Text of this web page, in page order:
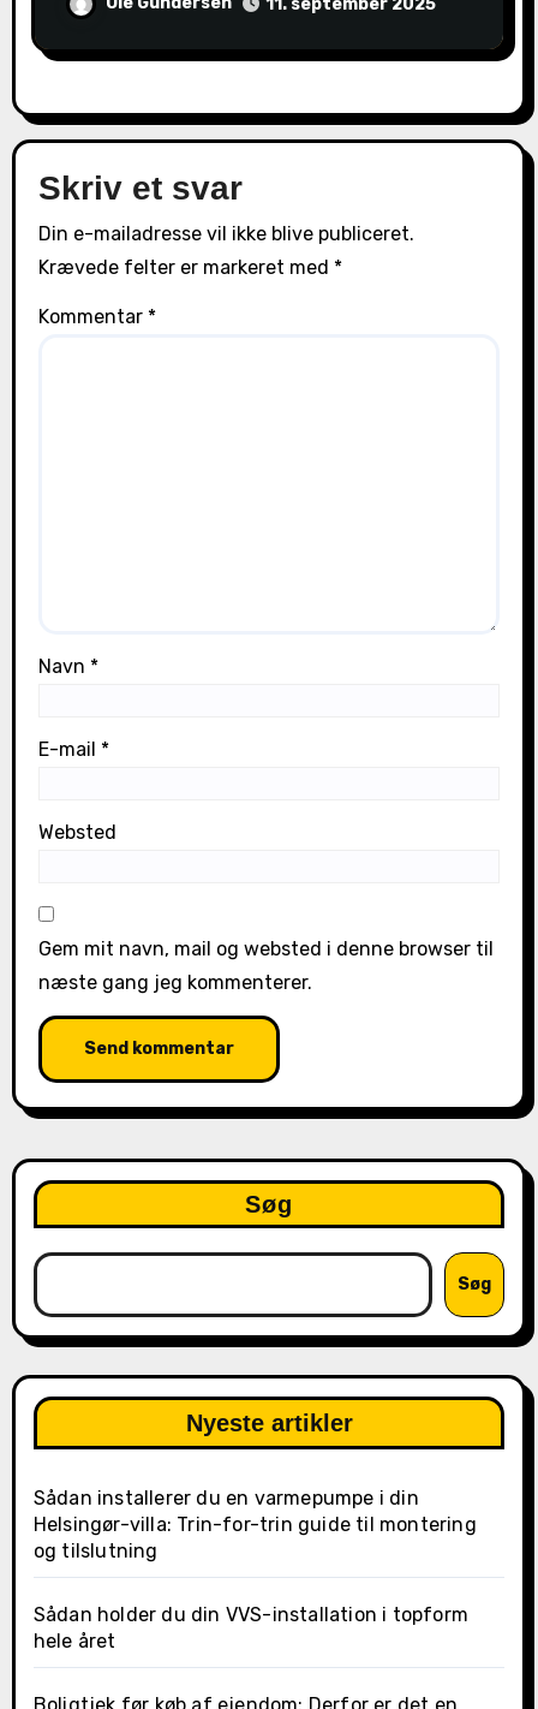
11. september 2025
Skriv et svar
Din e-mailadresse vil ikke blive publiceret.
Krævede felter er markeret med *
Kommentar *
Navn *
E-mail *
Websted
Gem mit navn, mail og websted i denne browser til
næste gang jeg kommenterer.
Søg
Søg
Nyeste artikler
Sådan installerer du en varmepumpe i din
Helsingør-villa: Trin-for-trin guide til montering
og tilslutning
Sådan holder du din VVS-installation i topform
hele året